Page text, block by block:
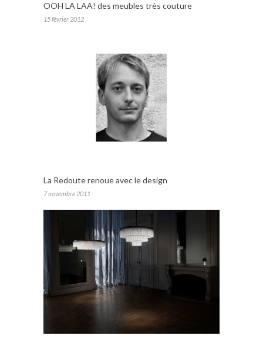
OOH LA LAA! des meubles très couture
15 février 2012
La Redoute renoue avec le design
7 novembre 2011